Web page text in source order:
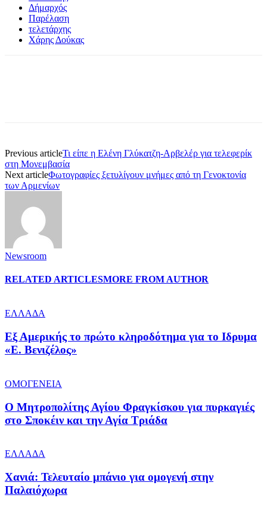
Δήμαρχός
Παρέλαση
τελετάρχης
Χάρης Δούκας
Previous articleΤι είπε η Ελένη Γλύκατζη-Αρβελέρ για τελεφερίκ
στη Μονεμβασία
Next articleΦωτογραφίες ξετυλίγουν μνήμες από τη Γενοκτονία
των Αρμενίων
Newsroom
RELATED ARTICLESMORE FROM AUTHOR
ΕΛΛΑΔΑ
Εξ Αμερικής το πρώτο κληροδότημα για το Ιδρυμα
«Ε. Βενιζέλος»
ΟΜΟΓΕΝΕΙΑ
Ο Μητροπολίτης Αγίου Φραγκίσκου για πυρκαγιές
στο Σποκέιν και την Αγία Τριάδα
ΕΛΛΑΔΑ
Χανιά: Τελευταίο μπάνιο για ομογενή στην
Παλαιόχωρα